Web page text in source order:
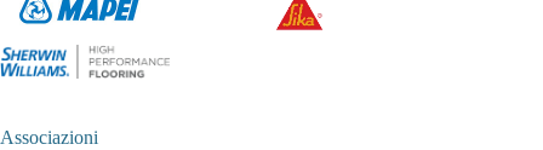
Associazioni